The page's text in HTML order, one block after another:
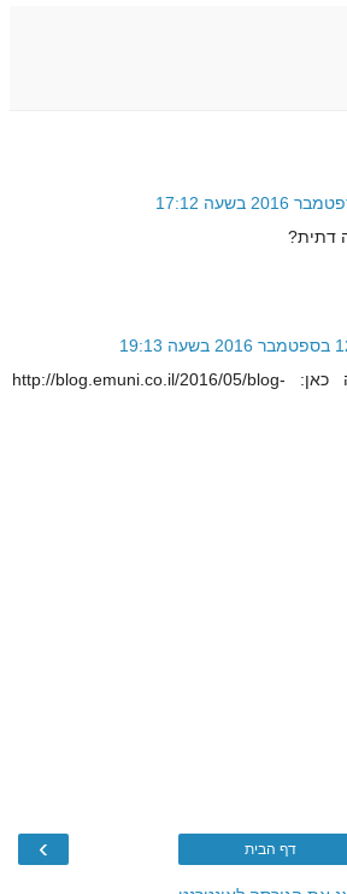
דתית?
בשעה 19:13
אהלן, רוני. ראה כאן: http://blog.emuni.co.il/2016/05/blog-
› דף הבית